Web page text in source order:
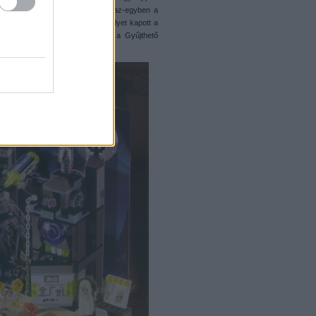
de nem. Szinte egy-az-egyben a
de persze a
is helyet kapott a
, a Gyűjthető